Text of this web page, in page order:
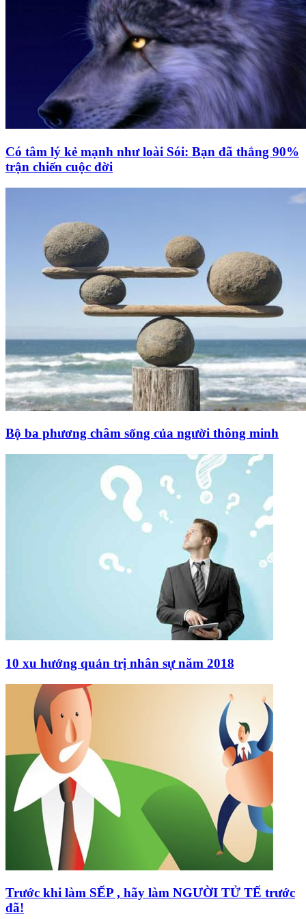
Có tâm lý kẻ mạnh như loài Sói: Bạn đã thắng 90%
trận chiến cuộc đời
Bộ ba phương châm sống của người thông minh
10 xu hướng quản trị nhân sự năm 2018
Trước khi làm SẾP , hãy làm NGƯỜI TỬ TẾ trước
đã!